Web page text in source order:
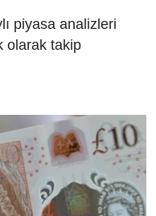
piyasa analizleri
olarak takip